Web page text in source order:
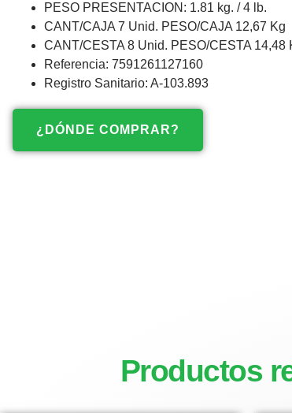
PESO PRESENTACION: 1.81 kg. / 4 lb.
CANT/CAJA 7 Unid. PESO/CAJA 12,67 Kg
CANT/CESTA 8 Unid. PESO/CESTA 14,48
Referencia: 7591261127160
Registro Sanitario: A-103.893
¿DÓNDE COMPRAR?
Productos